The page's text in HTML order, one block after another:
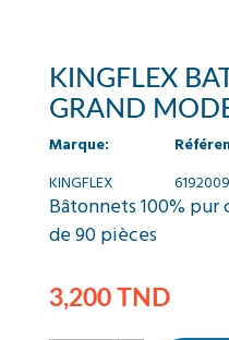
KINGFLEX
GRAND
Marque:
KINGFLEX
Bâtonnets 100%
de 90 pièces
3,200 TND